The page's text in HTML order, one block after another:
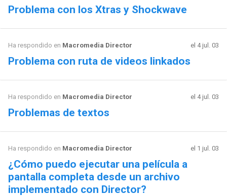
Problema con los Xtras y Shockwave
Ha respondido en Macromedia Director el 4 jul. 03
Problema con ruta de videos linkados
Ha respondido en Macromedia Director el 4 jul. 03
Problemas de textos
Ha respondido en Macromedia Director el 1 jul. 03
¿Cómo puedo ejecutar una película a
pantalla completa desde un archivo
implementado con Director?